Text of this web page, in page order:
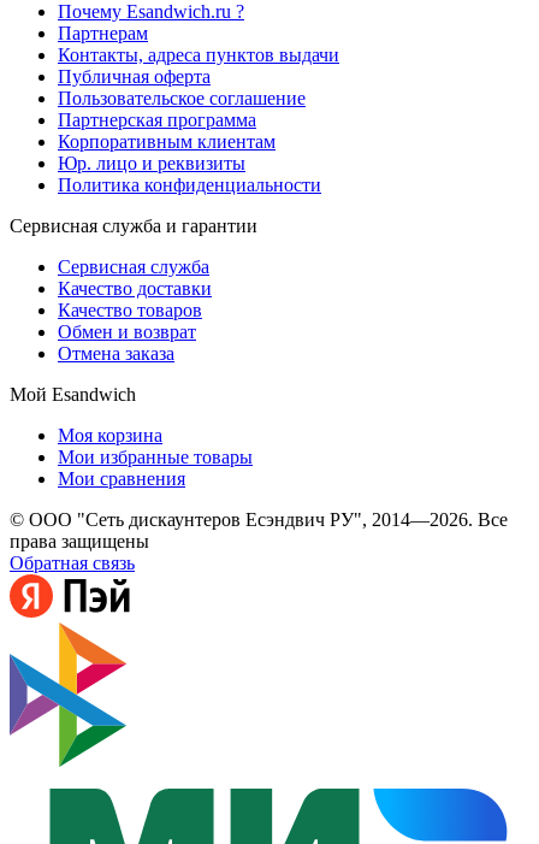
Почему Esandwich.ru ?
Партнерам
Контакты, адреса пунктов выдачи
Публичная оферта
Пользовательское соглашение
Партнерская программа
Корпоративным клиентам
Юр. лицо и реквизиты
Политика конфиденциальности
Сервисная служба и гарантии
Сервисная служба
Качество доставки
Качество товаров
Обмен и возврат
Отмена заказа
Мой Esandwich
Моя корзина
Мои избранные товары
Мои сравнения
© ООО "Сеть дискаунтеров Есэндвич РУ", 2014—2026. Все
права защищены
Обратная связь